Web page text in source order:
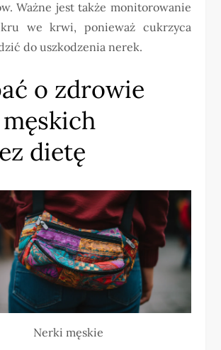
Ważne jest także monitorowanie
we krwi, ponieważ cukrzyca
do uszkodzenia nerek.
o zdrowie
dietę
Nerki męskie